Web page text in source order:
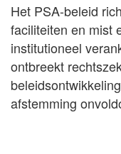
Het PSA-beleid
faciliteiten en mist
institutioneel
ontbreekt
afstemming